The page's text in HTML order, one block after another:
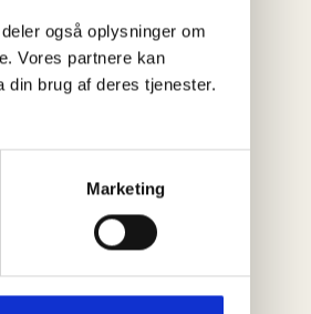
også oplysninger om
Vores partnere kan
din brug af deres tjenester.
Marketing